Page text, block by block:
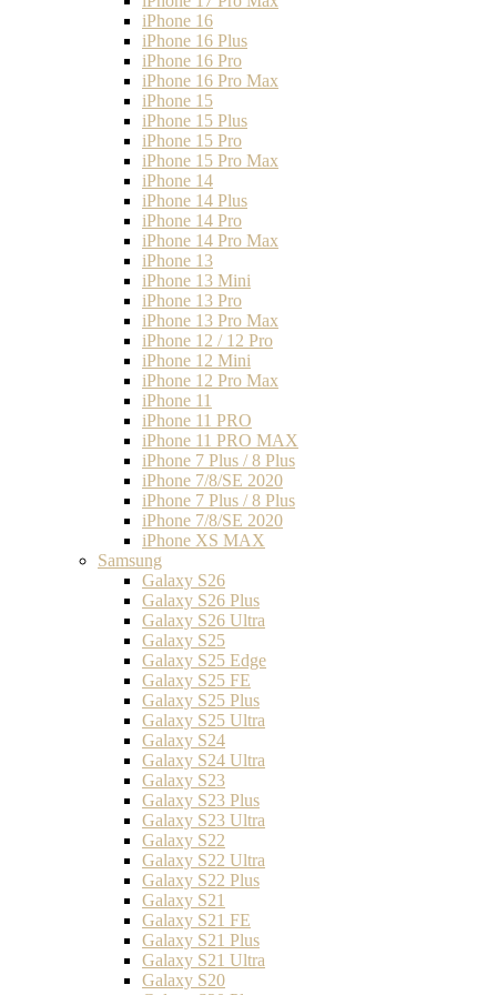
iPhone 16
iPhone 16 Plus
iPhone 16 Pro
iPhone 16 Pro Max
iPhone 15
iPhone 15 Plus
iPhone 15 Pro
iPhone 15 Pro Max
iPhone 14
iPhone 14 Plus
iPhone 14 Pro
iPhone 14 Pro Max
iPhone 13
iPhone 13 Mini
iPhone 13 Pro
iPhone 13 Pro Max
iPhone 12 / 12 Pro
iPhone 12 Mini
iPhone 12 Pro Max
iPhone 11
iPhone 11 PRO
iPhone 11 PRO MAX
iPhone 7 Plus / 8 Plus
iPhone 7/8/SE 2020
iPhone 7 Plus / 8 Plus
iPhone 7/8/SE 2020
iPhone XS MAX
Samsung
Galaxy S26
Galaxy S26 Plus
Galaxy S26 Ultra
Galaxy S25
Galaxy S25 Edge
Galaxy S25 FE
Galaxy S25 Plus
Galaxy S25 Ultra
Galaxy S24
Galaxy S24 Ultra
Galaxy S23
Galaxy S23 Plus
Galaxy S23 Ultra
Galaxy S22
Galaxy S22 Ultra
Galaxy S22 Plus
Galaxy S21
Galaxy S21 FE
Galaxy S21 Plus
Galaxy S21 Ultra
Galaxy S20